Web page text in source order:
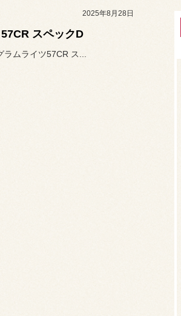
2025年8月28日
スペックD
ムライツ57CR ス...